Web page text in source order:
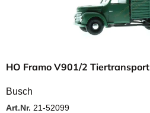
HO Framo V901/2 Tiertransport
Busch
Art.Nr. 21-52099